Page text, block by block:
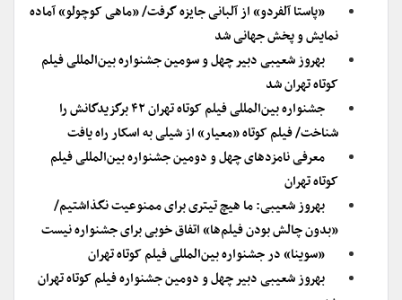
«پاستا آلفردو» از آلبانی جایزه گرفت/ «ماهی کوچولو» آماده
نمایش و پخش جهانی شد
بهروز شعیبی دبیر چهل و سومین جشنواره بین‌المللی فیلم
کوتاه تهران شد
جشنواره بین‌المللی فیلم کوتاه تهران ۴۲ برگزیدگانش را
شناخت/ فیلم کوتاه «معیار» از شیلی به اسکار راه یافت
معرفی نامزدهای چهل و دومین جشنواره بین‌المللی فیلم
کوتاه تهران
بهروز شعیبی: ما هیچ تیتری برای ممنوعیت نگذاشتیم/
«بدون چالش بودن فیلم‌ها» اتفاق خوبی برای جشنواره نیست
«سوینا» در جشنواره بین‌المللی فیلم کوتاه تهران
بهروز شعیبی دبیر چهل و دومین جشنواره فیلم کوتاه تهران